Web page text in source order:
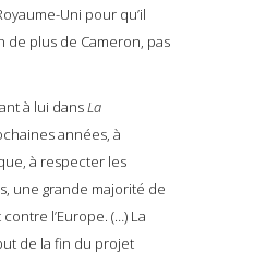
Uni pour qu’il
de plus de Cameron, pas
à lui dansLa
années, à
à respecter les
une grande majorité de
l’Europe. (…) La
de la fin du projet